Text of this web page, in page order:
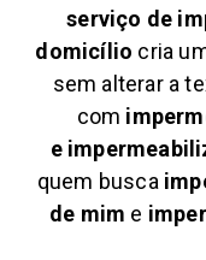
serviço de
domicílio cria
sem alterar a
com
e
quem busca
de mim e